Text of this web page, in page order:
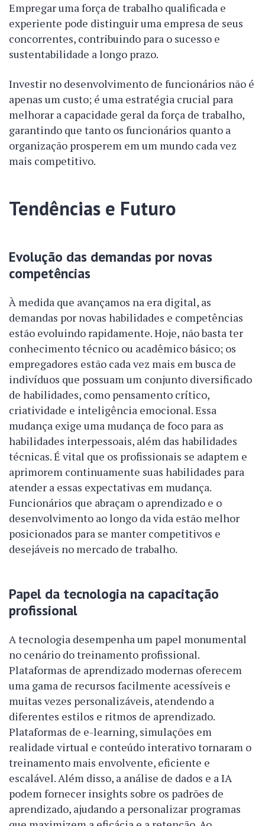
Empregar uma força de trabalho qualificada e
experiente pode distinguir uma empresa de seus
concorrentes, contribuindo para o sucesso e
sustentabilidade a longo prazo.
Investir no desenvolvimento de funcionários não é
apenas um custo; é uma estratégia crucial para
melhorar a capacidade geral da força de trabalho,
garantindo que tanto os funcionários quanto a
organização prosperem em um mundo cada vez
mais competitivo.
Tendências e Futuro
Evolução das demandas por novas
competências
À medida que avançamos na era digital, as
demandas por novas habilidades e competências
estão evoluindo rapidamente. Hoje, não basta ter
conhecimento técnico ou acadêmico básico; os
empregadores estão cada vez mais em busca de
indivíduos que possuam um conjunto diversificado
de habilidades, como pensamento crítico,
criatividade e inteligência emocional. Essa
mudança exige uma mudança de foco para as
habilidades interpessoais, além das habilidades
técnicas. É vital que os profissionais se adaptem e
aprimorem continuamente suas habilidades para
atender a essas expectativas em mudança.
Funcionários que abraçam o aprendizado e o
desenvolvimento ao longo da vida estão melhor
posicionados para se manter competitivos e
desejáveis no mercado de trabalho.
Papel da tecnologia na capacitação
profissional
A tecnologia desempenha um papel monumental
no cenário do treinamento profissional.
Plataformas de aprendizado modernas oferecem
uma gama de recursos facilmente acessíveis e
muitas vezes personalizáveis, atendendo a
diferentes estilos e ritmos de aprendizado.
Plataformas de e-learning, simulações em
realidade virtual e conteúdo interativo tornaram o
treinamento mais envolvente, eficiente e
escalável. Além disso, a análise de dados e a IA
podem fornecer insights sobre os padrões de
aprendizado, ajudando a personalizar programas